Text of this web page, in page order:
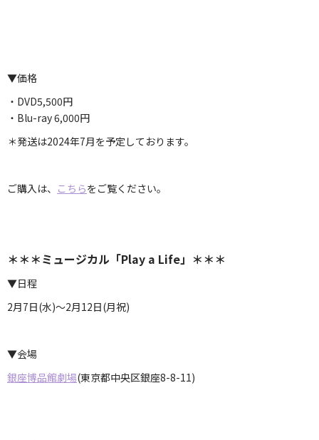
▼価格
・DVD5,500円
・Blu-ray 6,000円
＊発送は2024年7月を予定しております。
ご購入は、 こちらをご覧ください。
＊＊＊ミュージカル「Play a Life」＊＊＊
▼日程
2⽉7⽇(⽔)〜2⽉12⽇(⽉祝)
▼会場
銀座博品館劇場(東京都中央区銀座8-8-11)